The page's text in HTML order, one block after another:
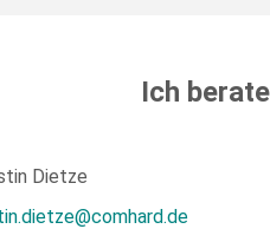
Ich
Dietze